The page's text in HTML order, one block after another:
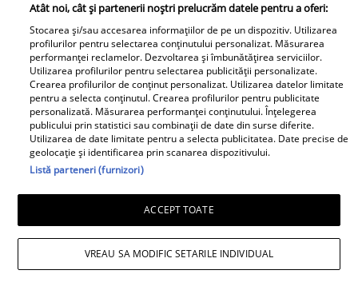
Adela Mărculescu a murit la 87 de ani.
Actrița Teatrului Național București se
afla internată în azil
Atât noi, cât și partenerii noștri prelucrăm datele pentru a oferi:
Stocarea și/sau accesarea informațiilor de pe un dispozitiv. Utilizarea
profilurilor pentru selectarea conținutului personalizat. Măsurarea
performanței reclamelor. Dezvoltarea și îmbunătățirea serviciilor.
Utilizarea profilurilor pentru selectarea publicității personalizate.
Crearea profilurilor de conținut personalizat. Utilizarea datelor limitate
pentru a selecta conținutul. Crearea profilurilor pentru publicitate
personalizată. Măsurarea performanței conținutului. Înțelegerea
publicului prin statistici sau combinații de date din surse diferite.
Utilizarea de date limitate pentru a selecta publicitatea. Date precise de
geolocație și identificarea prin scanarea dispozitivului.
Listă parteneri (furnizori)
ACCEPT TOATE
VREAU SA MODIFIC SETARILE INDIVIDUAL